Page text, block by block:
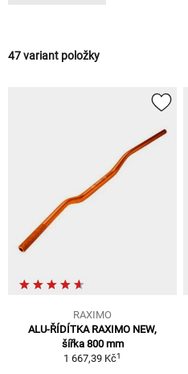
47 variant položky
RAXIMO
ALU-ŘÍDÍTKA RAXIMO NEW,
šířka 800 mm
1 667,39 Kč1